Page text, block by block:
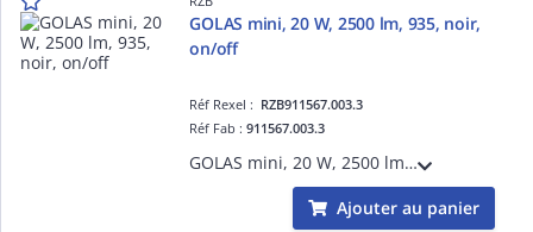
GOLAS mini, 20 W, 2500 lm, 935, noir,
on/off
Réf Rexel : RZB911567.003.3
Réf Fab :911567.003.3
GOLAS mini, 20 W, 2500 lm, 935, noir, on/off, Projecteurs à encastrer, D 143 H 3 HEL 115, 31°
Ajouter au panier